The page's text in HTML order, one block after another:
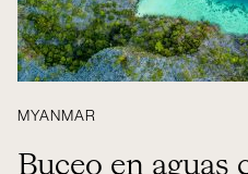
MYANMAR
Buceo en aguas